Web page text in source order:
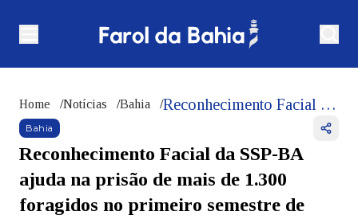
Home /Notícias /Bahia / Reconhecimento Facial da SSP-BA ajuda na prisão de mais de 1.300 foragidos no primeiro semestre de 2025
Bahia
Reconhecimento Facial da SSP-BA
ajuda na prisão de mais de 1.300
foragidos no primeiro semestre de